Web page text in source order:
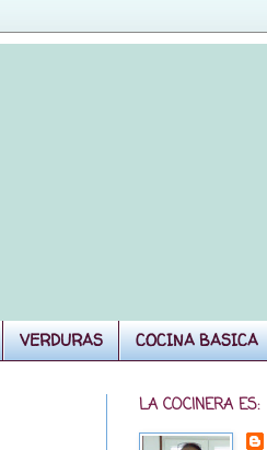
VERDURAS COCINA BASICA
LA COCINERA ES: